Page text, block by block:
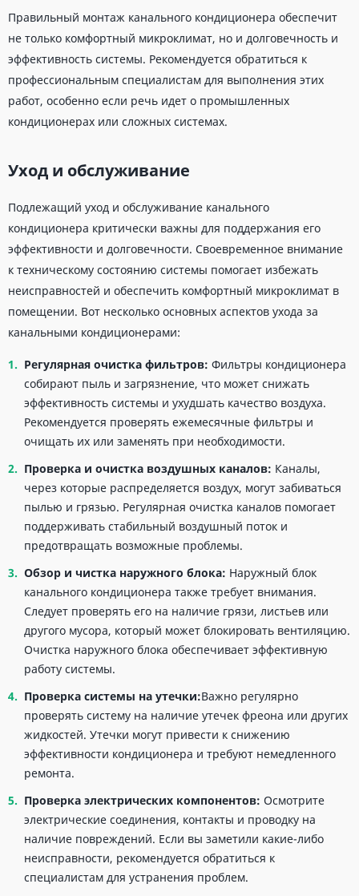
Правильный монтаж канального кондиционера обеспечит
не только комфортный микроклимат, но и долговечность и
эффективность системы. Рекомендуется обратиться к
профессиональным специалистам для выполнения этих
работ, особенно если речь идет о промышленных
кондиционерах или сложных системах.
Уход и обслуживание
Подлежащий уход и обслуживание канального
кондиционера критически важны для поддержания его
эффективности и долговечности. Своевременное внимание
к техническому состоянию системы помогает избежать
неисправностей и обеспечить комфортный микроклимат в
помещении. Вот несколько основных аспектов ухода за
канальными кондиционерами:
Регулярная очистка фильтров: Фильтры кондиционера
собирают пыль и загрязнение, что может снижать
эффективность системы и ухудшать качество воздуха.
Рекомендуется проверять ежемесячные фильтры и
очищать их или заменять при необходимости.
Проверка и очистка воздушных каналов: Каналы,
через которые распределяется воздух, могут забиваться
пылью и грязью. Регулярная очистка каналов помогает
поддерживать стабильный воздушный поток и
предотвращать возможные проблемы.
Обзор и чистка наружного блока: Наружный блок
канального кондиционера также требует внимания.
Следует проверять его на наличие грязи, листьев или
другого мусора, который может блокировать вентиляцию.
Очистка наружного блока обеспечивает эффективную
работу системы.
Проверка системы на утечки:Важно регулярно
проверять систему на наличие утечек фреона или других
жидкостей. Утечки могут привести к снижению
эффективности кондиционера и требуют немедленного
ремонта.
Проверка электрических компонентов: Осмотрите
электрические соединения, контакты и проводку на
наличие повреждений. Если вы заметили какие-либо
неисправности, рекомендуется обратиться к
специалистам для устранения проблем.